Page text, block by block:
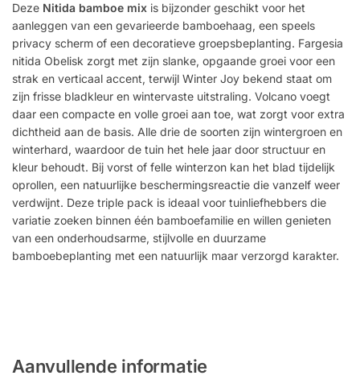
Deze Nitida bamboe mix is bijzonder geschikt voor het
aanleggen van een gevarieerde bamboehaag, een speels
privacy scherm of een decoratieve groepsbeplanting. Fargesia
nitida Obelisk zorgt met zijn slanke, opgaande groei voor een
strak en verticaal accent, terwijl Winter Joy bekend staat om
zijn frisse bladkleur en wintervaste uitstraling. Volcano voegt
daar een compacte en volle groei aan toe, wat zorgt voor extra
dichtheid aan de basis. Alle drie de soorten zijn wintergroen en
winterhard, waardoor de tuin het hele jaar door structuur en
kleur behoudt. Bij vorst of felle winterzon kan het blad tijdelijk
oprollen, een natuurlijke beschermingsreactie die vanzelf weer
verdwijnt. Deze triple pack is ideaal voor tuinliefhebbers die
variatie zoeken binnen één bamboefamilie en willen genieten
van een onderhoudsarme, stijlvolle en duurzame
bamboebeplanting met een natuurlijk maar verzorgd karakter.
Aanvullende informatie